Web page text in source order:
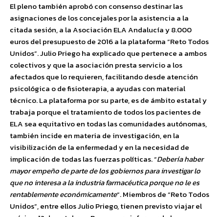
El pleno también aprobó con consenso destinar las
asignaciones de los concejales por la asistencia a la
citada sesión, a la Asociación ELA Andalucía y 8.000
euros del presupuesto de 2016 a la plataforma “Reto Todos
Unidos”. Julio Priego ha explicado que pertenece a ambos
colectivos y que la asociación presta servicio a los
afectados que lo requieren, facilitando desde atención
psicológica o de fisioterapia, a ayudas con material
técnico. La plataforma por su parte, es de ámbito estatal y
trabaja porque el tratamiento de todos los pacientes de
ELA sea equitativo en todas las comunidades autónomas,
también incide en materia de investigación, en la
visibilización de la enfermedad y en la necesidad de
implicación de todas las fuerzas políticas. “Debería haber
mayor empeño de parte de los gobiernos para investigar lo
que no interesa a la industria farmacéutica porque no le es
rentablemente económicamente“. Miembros de “Reto Todos
Unidos”, entre ellos Julio Priego, tienen previsto viajar el